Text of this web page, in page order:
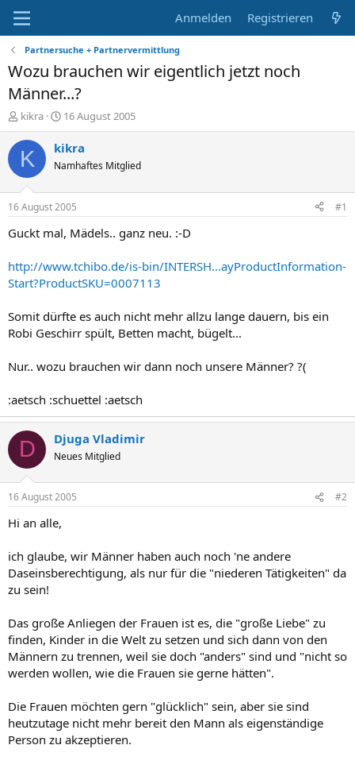
Anmelden Registrieren
Partnersuche + Partnervermittlung
Wozu brauchen wir eigentlich jetzt noch
Männer...?
E
r
s
e
r
kikra
E
r
s
e
l
t
m
16 August 2005
K kikra
Namhaftes Mitglied
16 August 2005 #1
Guckt mal, Mädels.. ganz neu. :-D
http://www.tchibo.de/is-bin/INTERSH...ayProductInformation-
Start?ProductSKU=0007113
Somit dürfte es auch nicht mehr allzu lange dauern, bis ein
Robi Geschirr spült, Betten macht, bügelt...
Nur.. wozu brauchen wir dann noch unsere Männer? ?(
:aetsch :schuettel :aetsch
D Djuga Vladimir
Neues Mitglied
16 August 2005 #2
Hi an alle,
ich glaube, wir Männer haben auch noch 'ne andere
Daseinsberechtigung, als nur für die "niederen Tätigkeiten" da
zu sein!
Das große Anliegen der Frauen ist es, die "große Liebe" zu
finden, Kinder in die Welt zu setzen und sich dann von den
Männern zu trennen, weil sie doch "anders" sind und "nicht so
werden wollen, wie die Frauen sie gerne hätten".
Die Frauen möchten gern "glücklich" sein, aber sie sind
heutzutage nicht mehr bereit den Mann als eigenständige
Person zu akzeptieren.